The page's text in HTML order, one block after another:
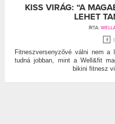
KISS VIRÁG: “A
LEHET
ÍRTA:
Fitneszversenyzővé válni nem a
tudná jobban, mint a Well&fit
bikini fitnesz